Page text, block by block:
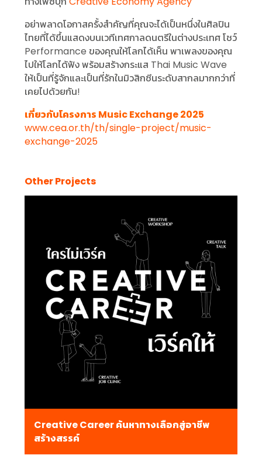
อย่าพลาดโอกาสครั้งสำคัญที่คุณจะได้เป็นหนึ่งในศิลปิน
ไทยที่ได้ขึ้นแสดงบนเวทีเทศกาลดนตรีในต่างประเทศ โชว์
Performance ของคุณให้โลกได้เห็น พาเพลงของคุณ
ไปให้โลกได้ฟัง พร้อมสร้างกระแส Thai Music Wave
ให้เป็นที่รู้จักและเป็นที่รักในมิวสิกซีนระดับสากลมากกว่าที่
เคยไปด้วยกัน!
เกี่ยวกับโครงการ Music Exchange 2025
www.cea.or.th/th/single-project/music-
exchange-2025
Other Projects
Creative Career ค้นหาทางเลือกสู่อาชีพ
สร้างสรรค์